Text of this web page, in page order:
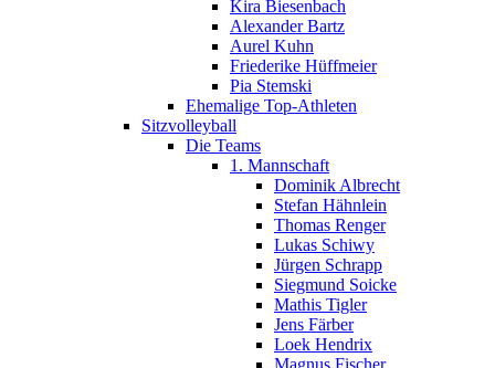
Kira Biesenbach
Alexander Bartz
Aurel Kuhn
Friederike Hüffmeier
Pia Stemski
Ehemalige Top-Athleten
Sitzvolleyball
Die Teams
1. Mannschaft
Dominik Albrecht
Stefan Hähnlein
Thomas Renger
Lukas Schiwy
Jürgen Schrapp
Siegmund Soicke
Mathis Tigler
Jens Färber
Loek Hendrix
Magnus Fischer